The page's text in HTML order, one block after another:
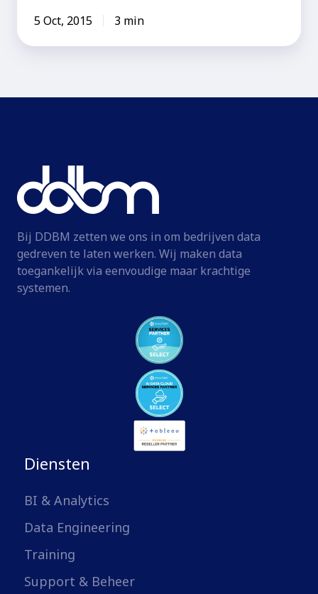
Tabcmd
5 Oct, 2015 3 min
Bij DDBM zetten we ons in om bedrijven data
gedreven te laten werken. Wij maken data
toegankelijk via eenvoudige maar krachtige
systemen.
Diensten
BI & Analytics
Data Engineering
Training
Support & Beheer